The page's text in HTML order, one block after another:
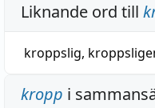
spets, sädesax,
härledning; nu
fornnorskakrof,
Liknande ord till
kroppslig,
kropp i